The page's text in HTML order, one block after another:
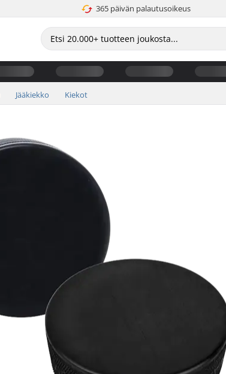
365 päivän palautusoikeus
Jääkiekko Kiekot